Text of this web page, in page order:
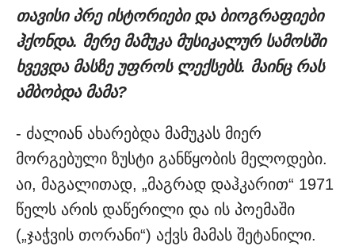
თავისი პრე ისტორიები და ბიოგრაფიები
ჰქონდა. მერე მამუკა მუსიკალურ სამოსში
ხვევდა მასზე უფროს ლექსებს. მაინც რას
ამბობდა მამა?
- ძალიან ახარებდა მამუკას მიერ
მორგებული ზუსტი განწყობის მელოდები.
აი, მაგალითად, „მაგრად დაჰკარით“ 1971
წელს არის დაწერილი და ის პოემაში
(„ჯაჭვის თორანი“) აქვს მამას შეტანილი.